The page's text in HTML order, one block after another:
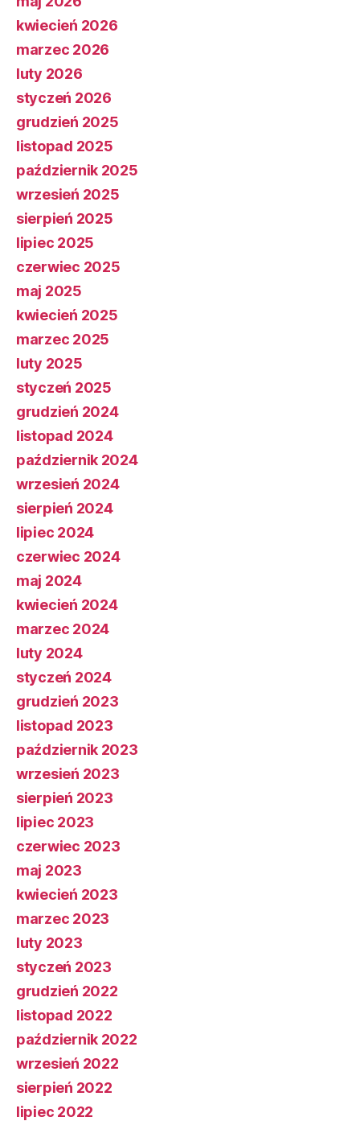
kwiecień 2026
marzec 2026
luty 2026
styczeń 2026
grudzień 2025
listopad 2025
październik 2025
wrzesień 2025
sierpień 2025
lipiec 2025
czerwiec 2025
maj 2025
kwiecień 2025
marzec 2025
luty 2025
styczeń 2025
grudzień 2024
listopad 2024
październik 2024
wrzesień 2024
sierpień 2024
lipiec 2024
czerwiec 2024
maj 2024
kwiecień 2024
marzec 2024
luty 2024
styczeń 2024
grudzień 2023
listopad 2023
październik 2023
wrzesień 2023
sierpień 2023
lipiec 2023
czerwiec 2023
maj 2023
kwiecień 2023
marzec 2023
luty 2023
styczeń 2023
grudzień 2022
listopad 2022
październik 2022
wrzesień 2022
sierpień 2022
lipiec 2022